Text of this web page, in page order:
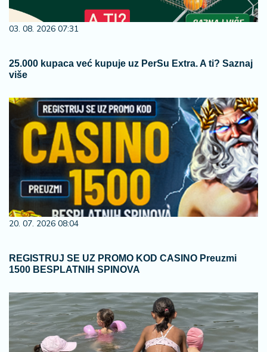
03. 08. 2026 07:31
25.000 kupaca već kupuje uz PerSu Extra. A ti? Saznaj
više
20. 07. 2026 08:04
REGISTRUJ SE UZ PROMO KOD CASINO Preuzmi
1500 BESPLATNIH SPINOVA